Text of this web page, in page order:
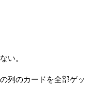
い。
列のカードを全部ゲッ